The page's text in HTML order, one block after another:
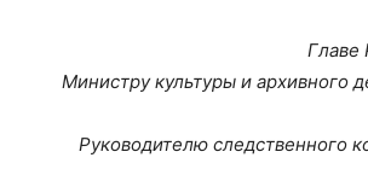
Главе
Министру культуры и архивного
Руководителю следственного